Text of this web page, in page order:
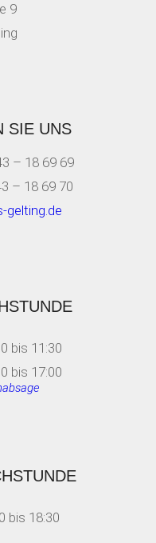
9
SIE UNS
– 18 69 69
– 18 69 70
gelting.de
bis 11:30
bis 17:00
bis 18:30